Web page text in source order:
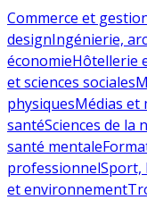
Commerce et
designIngénierie,
économieHôtellerie
et sciences sociales
physiquesMédias et
santéSciences de la
santé mentale
professionnelSport,
et environnement